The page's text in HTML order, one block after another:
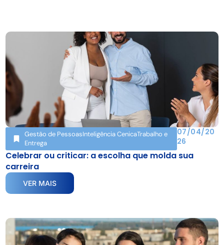
Gestão de PessoasInteligência CenicaTrabalho e
Entrega
07/04/20
26
Celebrar ou criticar: a escolha que molda sua
carreira
VER MAIS